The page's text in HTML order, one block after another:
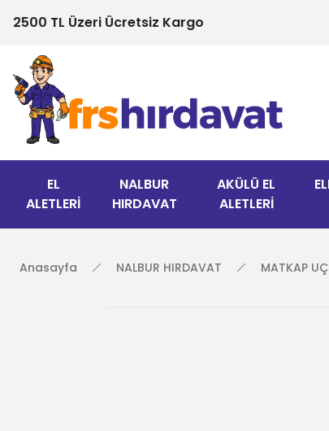
2500 TL Üzeri Ücretsiz Kargo
EL
ALETLERİ
NALBUR
HIRDAVAT
AKÜLÜ EL
ALETLERİ
Anasayfa NALBUR HIRDAVAT MATKAP